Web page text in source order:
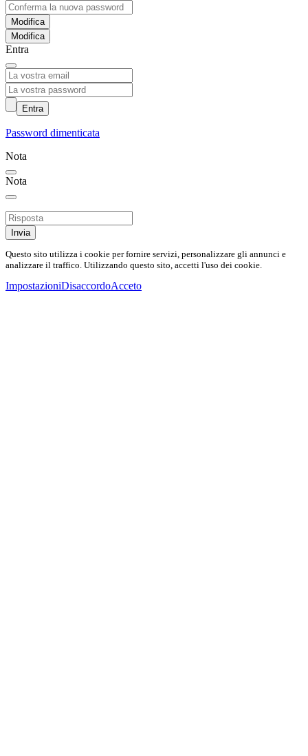
Modifica
Entra
Entra
Password dimenticata
Nota
Nota
Invia
Questo sito utilizza i cookie per fornire servizi, personalizzare gli annunci e
analizzare il traffico. Utilizzando questo sito, accetti l'uso dei cookie.
ImpostazioniDisaccordoAcceto